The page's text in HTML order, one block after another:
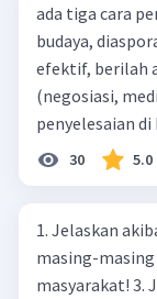
ada tiga cara
budaya,
efektif, berilah alasannya dari 5
(negosiasi,
penyelesaian
paling efektif,
30 5.0
1. Jelaskan akibat
masing-
masyarakat! 3. Jelaskan macam-macam konflik yang terjadi akibat